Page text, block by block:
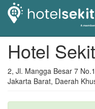
Hotel
2, Jl. Mangga Besar 7
Jakarta Barat, Daerah